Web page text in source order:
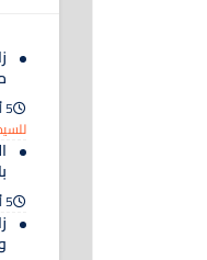
5 أغسطس 2026
5 أغسطس 2026